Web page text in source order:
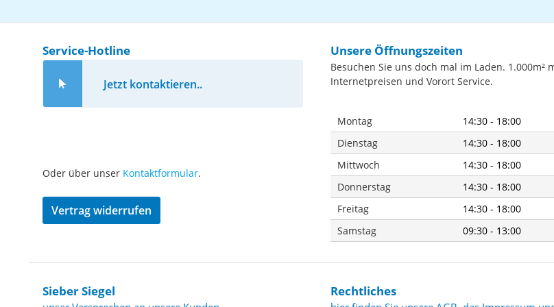
Service-Hotline
Jetzt kontaktieren..
Oder über unser Kontaktformular.
Vertrag widerrufen
Unsere Öffnungszeiten
Besuchen Sie uns doch mal im Laden. 1.000m²
Internetpreisen und Vorort Service.
Montag
14:30 - 18:00
Dienstag
14:30 - 18:00
Mittwoch
14:30 - 18:00
Donnerstag
14:30 - 18:00
Freitag
14:30 - 18:00
Samstag
09:30 - 13:00
Sieber Siegel Rechtliches